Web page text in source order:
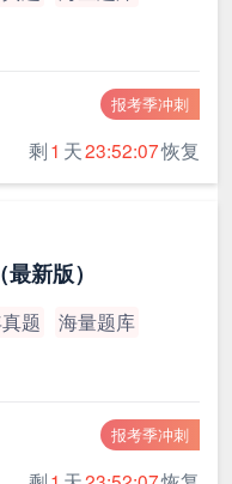
报考季冲刺
剩1 天23:52:07恢复
新版）
题
海量题库
报考季冲刺